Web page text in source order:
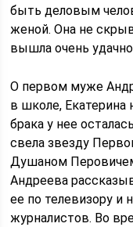
быть деловым
женой. Она не
вышла очень
О первом муже
в школе, Екатерина
брака у нее
свела звезду
Душаном
Андреева
ее по телевизору и
журналистов. Во